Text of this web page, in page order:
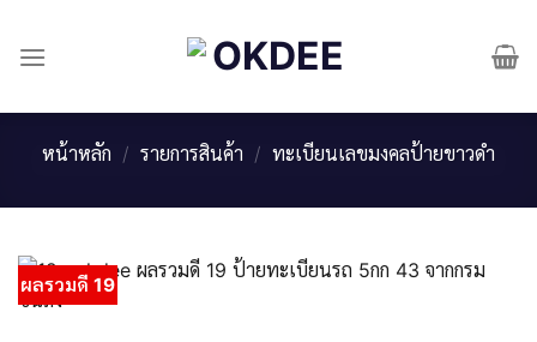
content
หน้าหลัก / รายการสินค้า / ทะเบียนเลขมงคลป้ายขาวดำ
ผลรวมดี 19